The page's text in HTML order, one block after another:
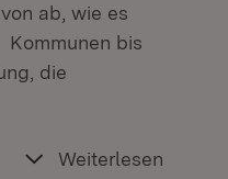
ab, wie es
bis
die
Weiterlesen